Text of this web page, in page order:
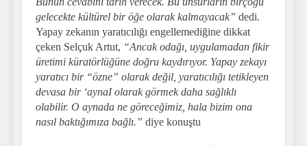
gelecekte kültürel bir öğe olarak kalmayacak” dedi.
Yapay zekanın yaratıcılığı engellemediğine dikkat
çeken Selçuk Artut, “Ancak odağı, uygulamadan fikir
üretimi küratörlüğüne doğru kaydırıyor. Yapay zekayı
yaratıcı bir “özne” olarak değil, yaratıcılığı tetikleyen
devasa bir ‘aynaI olarak görmek daha sağlıklı
olabilir. O aynada ne göreceğimiz, hala bizim ona
nasıl baktığımıza bağlı.” diye konuştu